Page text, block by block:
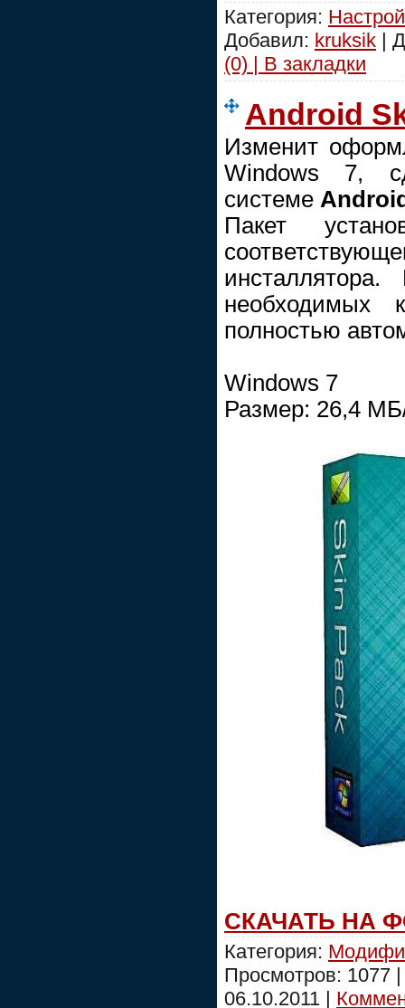
Категория:
Добавил: kruksik |
(0) | В закладки
Android
Изменит
Windows 7,
системе
Пакет
необходимых
полностью
Windows 7
Размер: 26,4
СКАЧАТЬ НА
Категория:
Просмотров: 1077
06.10.2011 |